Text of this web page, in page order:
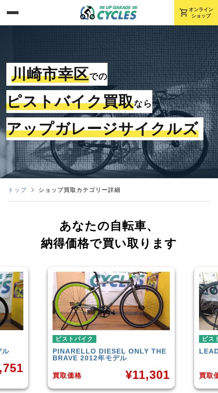
shopping_cart オンライン
ショップ
川崎市幸区での
ピストバイク買取なら
アップガレージサイクルズ
トップ ショップ買取カテゴリー詳細
あなたの自転車、
納得価格で買い取ります
ピストバイク
PINARELLO DIESEL ONLY THE
BRAVE 2012年モデル
買取価格 ¥11,301
ピス
買取